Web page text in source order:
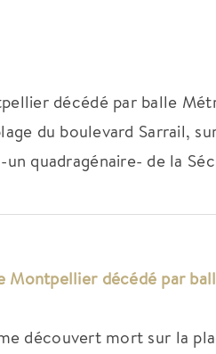
décédé par balle
du boulevard Sarrail,
quadragénaire- de la
Montpellierdécédé par
découvert mort sur la